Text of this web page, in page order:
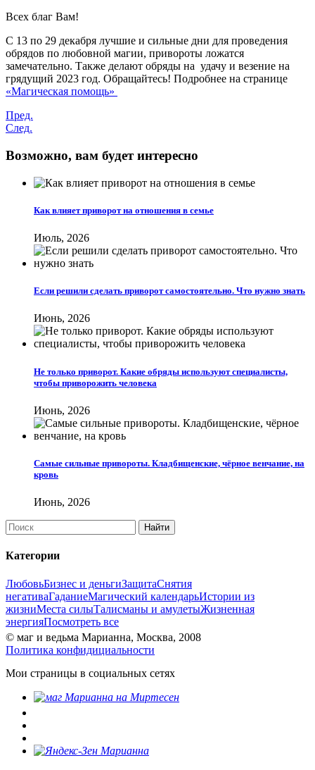
Всех благ Вам!
С 13 по 29 декабря лучшие и сильные дни для проведения
обрядов по любовной магии, привороты ложатся
замечательно. Также делают обряды на удачу и везение на
грядущий 2023 год. Обращайтесь! Подробнее на странице
«Магическая помощь»
Пред.
След.
Возможно, вам будет интересно
Как влияет приворот на отношения в семье
Июль, 2026
Если решили сделать приворот самостоятельно. Что нужно знать
Июнь, 2026
Не только приворот. Какие обряды используют специалисты,
чтобы приворожить человека
Июнь, 2026
Самые сильные привороты. Кладбищенские, чёрное венчание, на
кровь
Июнь, 2026
Категории
ЛюбовьБизнес и деньгиЗащитаСнятия
негативаГаданиеМагический календарьИстории из
жизниМеста силыТалисманы и амулетыЖизненная
энергияПосмотреть все
© маг и ведьма Марианна, Москва, 2008
Политика конфидициальности
Мои страницы в социальных сетях